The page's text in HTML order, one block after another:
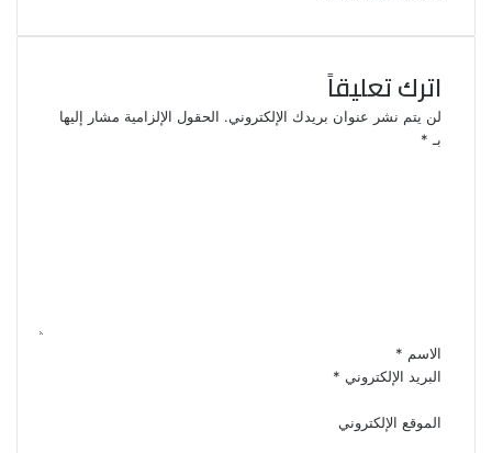
اترك تعليقاً
لن يتم نشر عنوان بريدك الإلكتروني. الحقول الإلزامية مشار إليها
بـ *
الاسم *
البريد الإلكتروني *
الموقع الإلكتروني